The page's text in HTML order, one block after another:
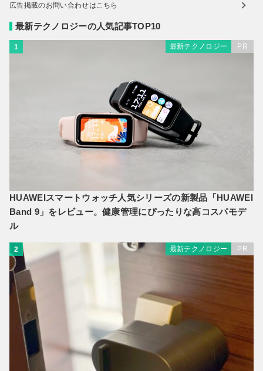
広告掲載のお問い合わせはこちら
最新テクノロジーの人気記事TOP10
1 最新テクノロジー PR
HUAWEIスマートウォッチ人気シリーズの新製品「HUAWEI
Band 9」をレビュー。健康管理にぴったりな高コスパモデ
ル
2 最新テクノロジー PR